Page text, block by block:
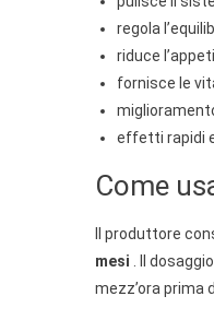
regola
riduce
fornisce le
effetti rapidi
Come
Il produttore
mesi . Il
mezz’ora prima